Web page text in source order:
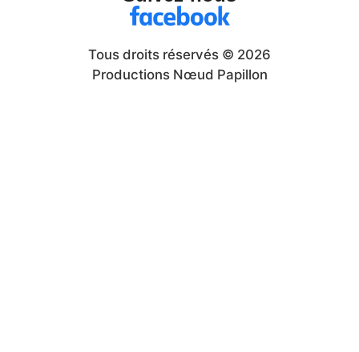
Tous droits réservés © 2026
Productions Nœud Papillon